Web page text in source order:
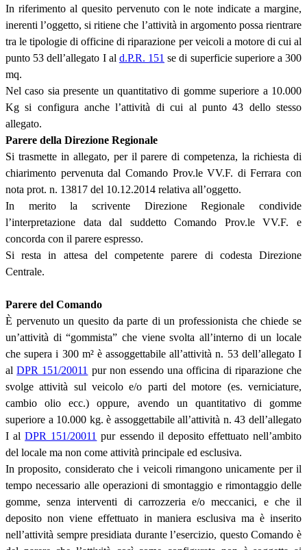
In riferimento al quesito pervenuto con le note indicate a margine,
inerenti l’oggetto, si ritiene che l’attività in argomento possa rientrare
tra le tipologie di officine di riparazione per veicoli a motore di cui al
punto 53 dell’allegato I al d.P.R. 151 se di superficie superiore a 300
mq.
Nel caso sia presente un quantitativo di gomme superiore a 10.000
Kg si configura anche l’attività di cui al punto 43 dello stesso
allegato.
Parere della Direzione Regionale
Si trasmette in allegato, per il parere di competenza, la richiesta di
chiarimento pervenuta dal Comando Prov.le VV.F. di Ferrara con
nota prot. n. 13817 del 10.12.2014 relativa all’oggetto.
In merito la scrivente Direzione Regionale condivide
l’interpretazione data dal suddetto Comando Prov.le VV.F. e
concorda con il parere espresso.
Si resta in attesa del competente parere di codesta Direzione
Centrale.
Parere del Comando
È pervenuto un quesito da parte di un professionista che chiede se
un’attività di “gommista” che viene svolta all’interno di un locale
che supera i 300 m²è assoggettabile all’attività n. 53 dell’allegato I
alDPR 151/20011 pur non essendo una officina di riparazione che
svolge attività sul veicolo e/o parti del motore (es. verniciature,
cambio olio ecc.) oppure, avendo un quantitativo di gomme
superiore a 10.000 kg. è assoggettabile all’attività n. 43 dell’allegato
I alDPR 151/20011 pur essendo il deposito effettuato nell’ambito
del locale ma non come attività principale ed esclusiva.
In proposito, considerato che i veicoli rimangono unicamente per il
tempo necessario alle operazioni di smontaggio e rimontaggio delle
gomme, senza interventi di carrozzeria e/o meccanici, e che il
deposito non viene effettuato in maniera esclusiva ma è inserito
nell’attività sempre presidiata durante l’esercizio, questo Comando è